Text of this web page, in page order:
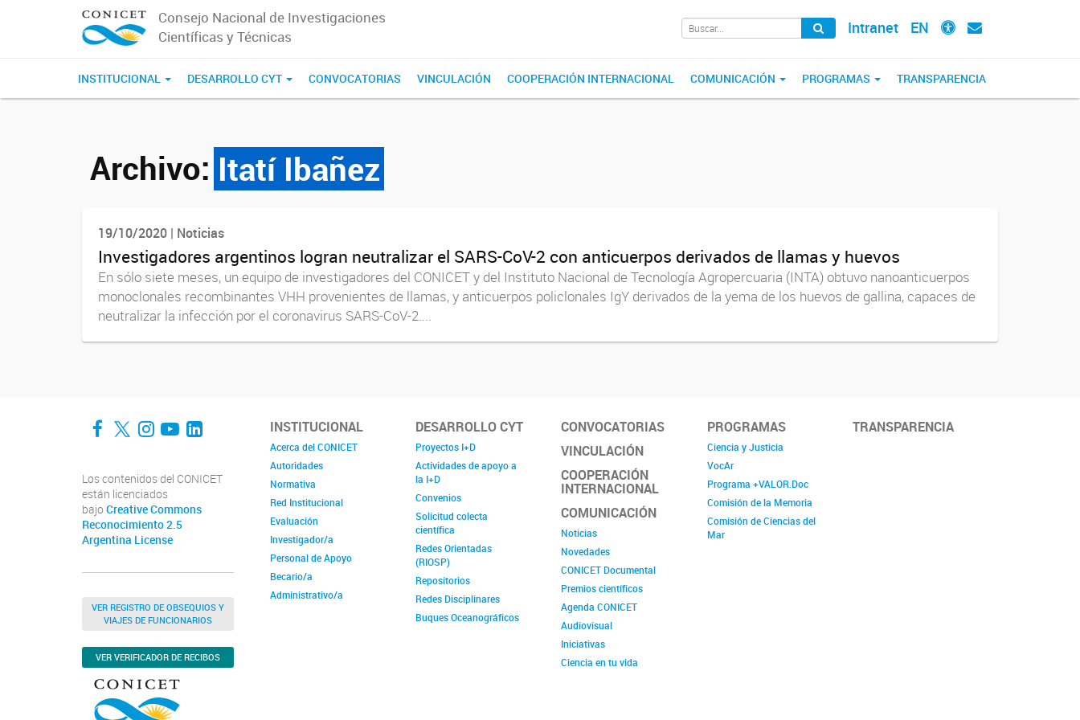
Consejo Nacional de Investigaciones
Científicas y Técnicas
Intranet EN
INSTITUCIONAL DESARROLLO CYT CONVOCATORIAS VINCULACIÓN COOPERACIÓN INTERNACIONAL COMUNICACIÓN PROGRAMAS TRANSPARENCIA
Archivo: Itatí Ibañez
19/10/2020 | Noticias
Investigadores argentinos logran neutralizar el SARS-CoV-2 con anticuerpos derivados de llamas y huevos
En sólo siete meses, un equipo de investigadores del CONICET y del Instituto Nacional de Tecnología Agropercuaria (INTA) obtuvo nanoanticuerpos
monoclonales recombinantes VHH provenientes de llamas, y anticuerpos policlonales IgY derivados de la yema de los huevos de gallina, capaces de
neutralizar la infección por el coronavirus SARS-CoV-2....
Facebook
Twitter
Instagram
YouTube
LinkedIn
Los contenidos del CONICET
están licenciados
bajo Creative Commons
Reconocimiento 2.5
Argentina License
VER REGISTRO DE OBSEQUIOS Y
VIAJES DE FUNCIONARIOS
VER VERIFICADOR DE RECIBOS
INSTITUCIONAL
Acerca del CONICET
Autoridades
Normativa
Red Institucional
Evaluación
Investigador/a
Personal de Apoyo
Becario/a
Administrativo/a
DESARROLLO CYT
Proyectos I+D
Actividades de apoyo a
la I+D
Convenios
Solicitud colecta
científica
Redes Orientadas
(RIOSP)
Repositorios
Redes Disciplinares
Buques Oceanográficos
CONVOCATORIAS
VINCULACIÓN
COOPERACIÓN
INTERNACIONAL
COMUNICACIÓN
Noticias
Novedades
CONICET Documental
Premios científicos
Agenda CONICET
Audiovisual
Iniciativas
Ciencia en tu vida
PROGRAMAS
Ciencia y Justicia
VocAr
Programa +VALOR.Doc
Comisión de la Memoria
Comisión de Ciencias del
Mar
TRANSPARENCIA